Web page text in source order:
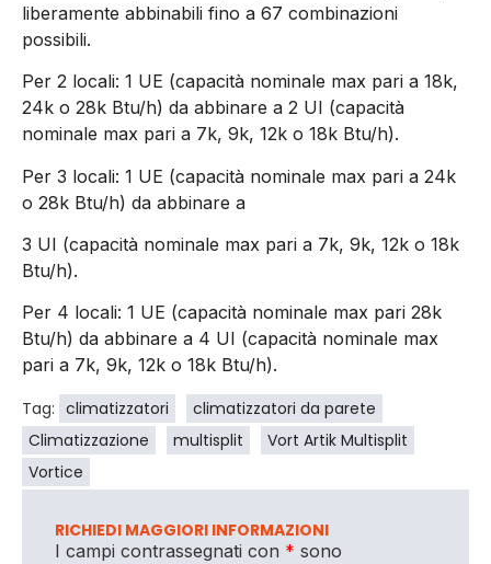
liberamente abbinabili fino a 67 combinazioni
possibili.
Per 2 locali: 1 UE (capacità nominale max pari a 18k,
24k o 28k Btu/h) da abbinare a 2 UI (capacità
nominale max pari a 7k, 9k, 12k o 18k Btu/h).
Per 3 locali: 1 UE (capacità nominale max pari a 24k
o 28k Btu/h) da abbinare a
3 UI (capacità nominale max pari a 7k, 9k, 12k o 18k
Btu/h).
Per 4 locali: 1 UE (capacità nominale max pari 28k
Btu/h) da abbinare a 4 UI (capacità nominale max
pari a 7k, 9k, 12k o 18k Btu/h).
Tag: climatizzatori
climatizzatori da parete
Climatizzazione
multisplit
Vort Artik Multisplit
Vortice
RICHIEDI MAGGIORI INFORMAZIONI
I campi contrassegnati con * sono